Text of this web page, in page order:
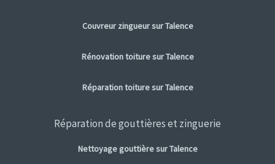
Couvreur zingueur sur Talence
Rénovation toiture sur Talence
Réparation toiture sur Talence
Réparation de gouttières et zinguerie
Nettoyage gouttière sur Talence